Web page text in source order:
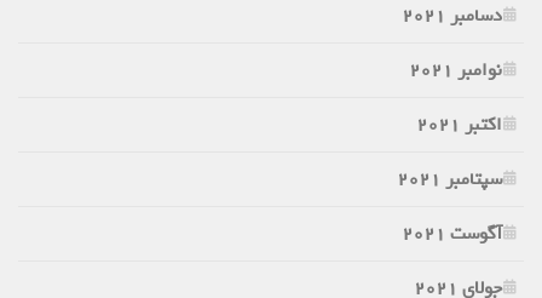
دسامبر 2021
نوامبر 2021
اکتبر 2021
سپتامبر 2021
آگوست 2021
جولای 2021